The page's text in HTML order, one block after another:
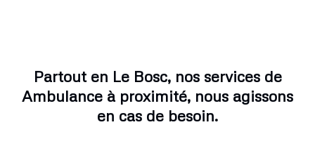
Partout en Le Bosc, nos services de
Ambulance à proximité, nous agissons
en cas de besoin.